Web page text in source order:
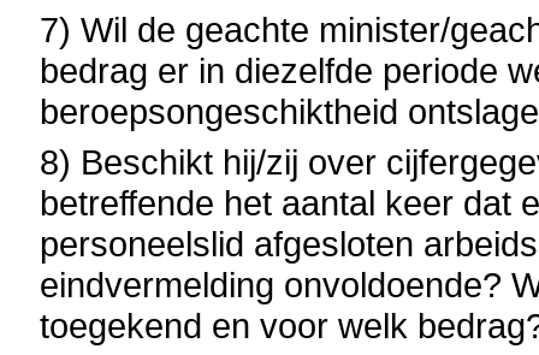
7) Wil de geachte minister/
bedrag er in diezelfde periode
beroepsongeschiktheid
8) Beschikt hij/zij over
betreffende het aantal keer dat
personeelslid afgesloten
eindvermelding onvoldoende?
toegekend en voor welk